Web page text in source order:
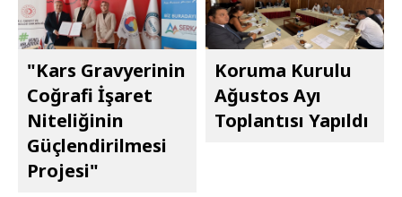
"Kars Gravyerinin
Coğrafi İşaret
Niteliğinin
Güçlendirilmesi
Projesi"
Koruma Kurulu
Ağustos Ayı
Toplantısı Yapıldı